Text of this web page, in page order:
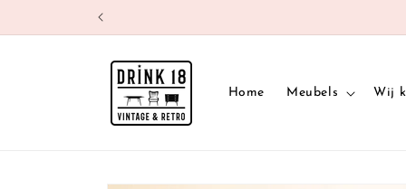
content
Home Meubels Wij